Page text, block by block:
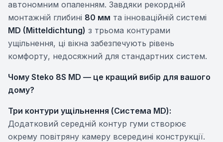
автономним опаленням. Завдяки рекордній
монтажній глибині 80 мм та інноваційній системі
MD (Mitteldichtung) з трьома контурами
ущільнення, ці вікна забезпечують рівень
комфорту, недосяжний для стандартних систем.
Чому Steko 8S MD — це кращий вибір для вашого
дому?
Три контури ущільнення (Система MD):
Додатковий середній контур гуми створює
окрему повітряну камеру всередині конструкції.